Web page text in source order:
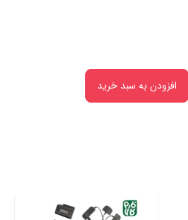
افزودن به سبد خرید